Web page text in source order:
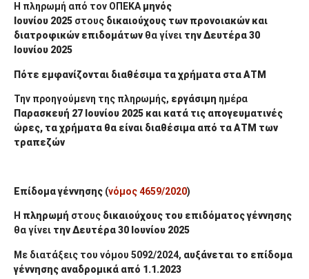
Η πληρωμή από τον ΟΠΕΚΑμηνός
Ιουνίου 2025 στους δικαιούχους των προνοιακών και
διατροφικών επιδομάτων θα γίνει την Δευτέρα 30
Ιουνίου 2025
Πότε εμφανίζονται διαθέσιμα τα χρήματα στα ΑΤΜ
Την προηγούμενη της πληρωμής, εργάσιμη ημέρα
Παρασκευή 27 Ιουνίου 2025 και κατά τις απογευματινές
ώρες, τα χρήματα θα είναι διαθέσιμα από τα ΑΤΜ των
τραπεζών
Επίδομα γέννησης (νόμος 4659/2020)
Η πληρωμή στους δικαιούχους του επιδόματος γέννησης
θα γίνει την Δευτέρα 30 Ιουνίου 2025
Με διατάξεις του νόμου 5092/2024, αυξάνεται το επίδομα
γέννησης αναδρομικά από 1.1.2023